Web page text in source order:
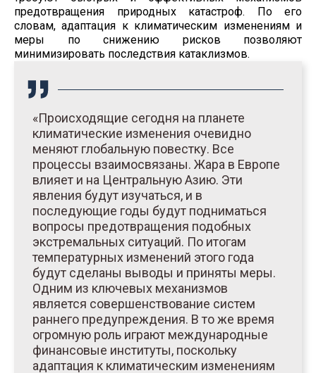
предотвращения природных катастроф. По его
словам, адаптация к климатическим изменениям и
меры по снижению рисков позволяют
минимизировать последствия катаклизмов.
«Происходящие сегодня на планете
климатические изменения очевидно
меняют глобальную повестку. Все
процессы взаимосвязаны. Жара в Европе
влияет и на Центральную Азию. Эти
явления будут изучаться, и в
последующие годы будут подниматься
вопросы предотвращения подобных
экстремальных ситуаций. По итогам
температурных изменений этого года
будут сделаны выводы и приняты меры.
Одним из ключевых механизмов
является совершенствование систем
раннего предупреждения. В то же время
огромную роль играют международные
финансовые институты, поскольку
адаптация к климатическим изменениям